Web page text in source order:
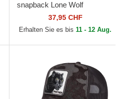
snapback Lone Wolf
Camouflage Seasonal Real
Tree The Farm Goorin Bros.
37,95 CHF
Erhalten Sie es bis 11 - 12 Aug.